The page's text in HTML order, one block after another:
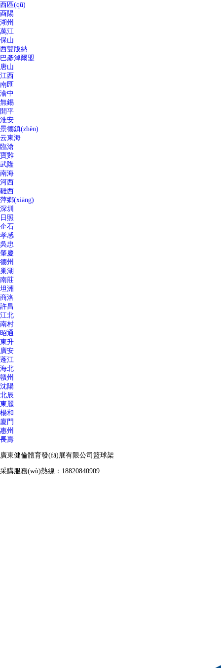
西區(qū)
酉陽
湖州
萬江
保山
西雙版納
巴彥淖爾盟
唐山
江西
南匯
渝中
無錫
開平
淮安
景德鎮(zhèn)
云東海
臨滄
寶雞
武隆
南海
河西
雞西
萍鄉(xiāng)
深圳
日照
企石
孝感
吳忠
肇慶
德州
巢湖
南莊
坦洲
商洛
許昌
江北
南村
昭通
東升
廣安
蓬江
海北
贛州
沈陽
北辰
東麗
楊和
廈門
惠州
長壽
廣東健倫體育發(fā)展有限公司籃球架
采購服務(wù)熱線：18820840909